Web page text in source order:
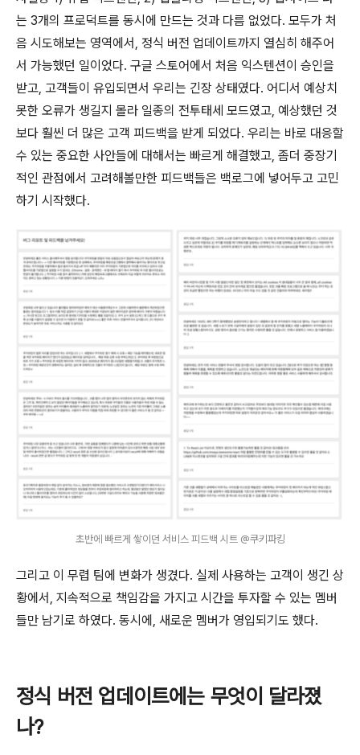
는 3개의 프로덕트를 동시에 만드는 것과 다름 없었다. 모두가 처
음 시도해보는 영역에서, 정식 버전 업데이트까지 열심히 해주어
서 가능했던 일이었다. 구글 스토어에서 처음 익스텐션이 승인을
받고, 고객들이 유입되면서 우리는 긴장 상태였다. 어디서 예상치
못한 오류가 생길지 몰라 일종의 전투태세 모드였고, 예상했던 것
보다 훨씬 더 많은 고객 피드백을 받게 되었다. 우리는 바로 대응할
수 있는 중요한 사안들에 대해서는 빠르게 해결했고, 좀더 중장기
적인 관점에서 고려해볼만한 피드백들은 백로그에 넣어두고 고민
하기 시작했다.
초반에 빠르게 쌓이던 서비스 피드백 시트 @쿠키파킹
그리고 이 무렵 팀에 변화가 생겼다. 실제 사용하는 고객이 생긴 상
황에서, 지속적으로 책임감을 가지고 시간을 투자할 수 있는 멤버
들만 남기로 하였다. 동시에, 새로운 멤버가 영입되기도 했다.
정식 버전 업데이트에는 무엇이 달라졌
나?